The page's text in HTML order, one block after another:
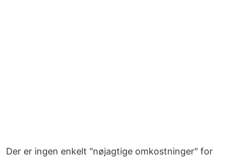
Der er ingen enkelt "nøjagtige omkostninger" for